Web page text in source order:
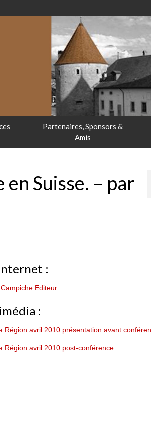
Partenaires, Sponsors &
Amis
Suisse. – par
:
Editeur
:
Région avril 2010 présentation avant
Région avril 2010 post-conférence